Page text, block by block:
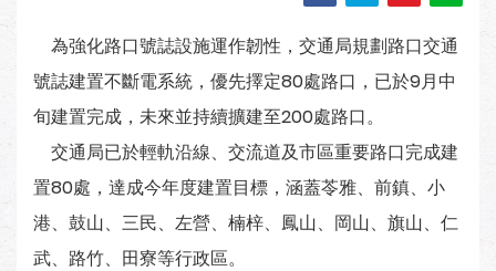
為強化路口號誌設施運作韌性，交通局規劃路口交通
號誌建置不斷電系統，優先擇定80處路口，已於9月中
旬建置完成，未來並持續擴建至200處路口。
交通局已於輕軌沿線、交流道及市區重要路口完成建
置80處，達成今年度建置目標，涵蓋苓雅、前鎮、小
港、鼓山、三民、左營、楠梓、鳳山、岡山、旗山、仁
武、路竹、田寮等行政區。